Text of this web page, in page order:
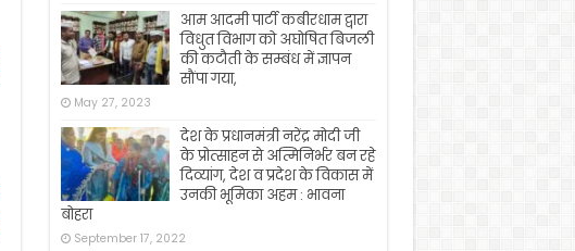
आम आदमी पार्टी कबीरधाम द्वारा
विधुत विभाग को अघोषित बिजली
की कटौती के सम्बंध में ज्ञापन
सौंपा गया,
May 27, 2023
देश के प्रधानमंत्री नरेंद्र मोदी जी
के प्रोत्साहन से अत्मिनिर्भर बन रहे
दिव्यांग, देश व प्रदेश के विकास में
उनकी भूमिका अहम : भावना
बोहरा
September 17, 2022